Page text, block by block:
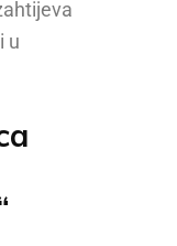
u